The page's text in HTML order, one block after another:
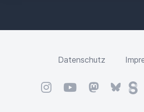
Datenschutz
InstagramYouTubeMastodonBluesky